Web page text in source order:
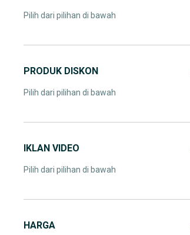
Pilih dari pilihan di bawah
PRODUK DISKON
Pilih dari pilihan di bawah
IKLAN VIDEO
Pilih dari pilihan di bawah
HARGA